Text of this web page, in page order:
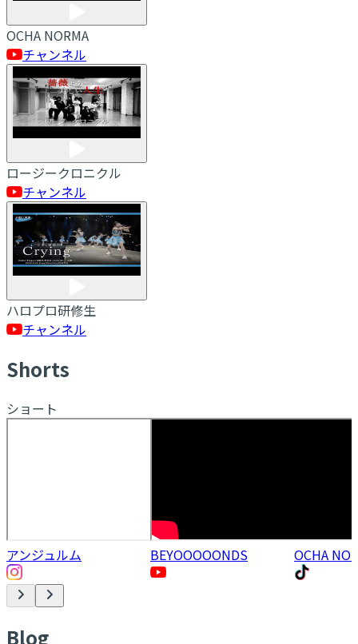
OCHA NORMA
チャンネル
ロージークロニクル
チャンネル
ハロプロ研修生
チャンネル
Shorts
ショート
アンジュルム BEYOOOOONDS OCHA
Blog